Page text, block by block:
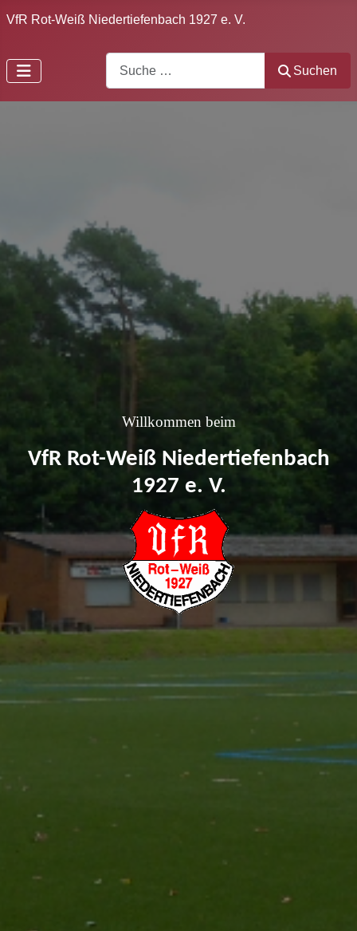
VfR Rot-Weiß Niedertiefenbach 1927 e. V.
Suchen
Willkommen beim
VfR Rot-Weiß Niedertiefenbach
1927 e. V.